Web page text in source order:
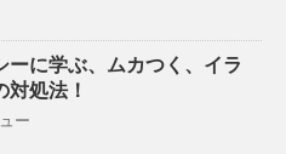
ーに学ぶ、ムカつく、イラ
対処法！
ー